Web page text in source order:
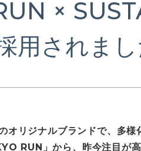
×
用されまし
オリジナルブランドで、多
RUN」から、昨今注目が